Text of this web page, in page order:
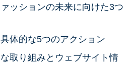
ッションの未来に向けた3つ
体的な5つのアクション
取り組みとウェブサイト情